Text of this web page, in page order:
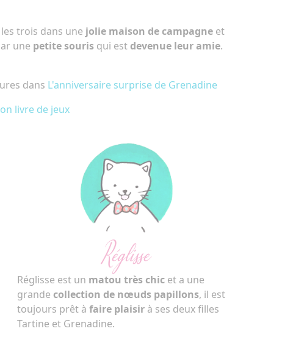
trois dans une jolie maison de campagne et
une petite souris qui estdevenue leur amie.
dans L'anniversaire surprise de Grenadine
livre de jeux
Réglisse
Réglisse est un matou très chic et a une
grande collection de nœuds papillons, il est
toujours prêt à faire plaisir à ses deux filles
Tartine et Grenadine.